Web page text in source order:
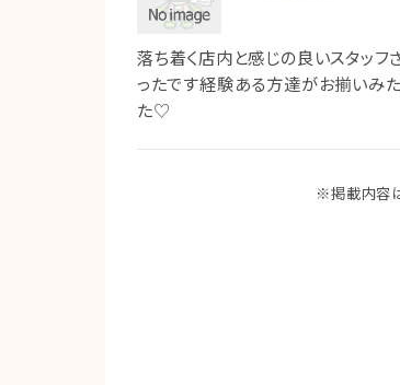
落ち着く店内と感じの良いスタッフ
ったです経験ある方達がお揃いみ
た♡
※掲載内容